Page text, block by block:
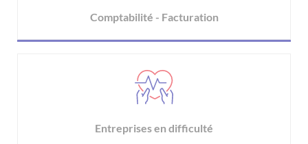
Comptabilité - Facturation
Entreprises en difficulté